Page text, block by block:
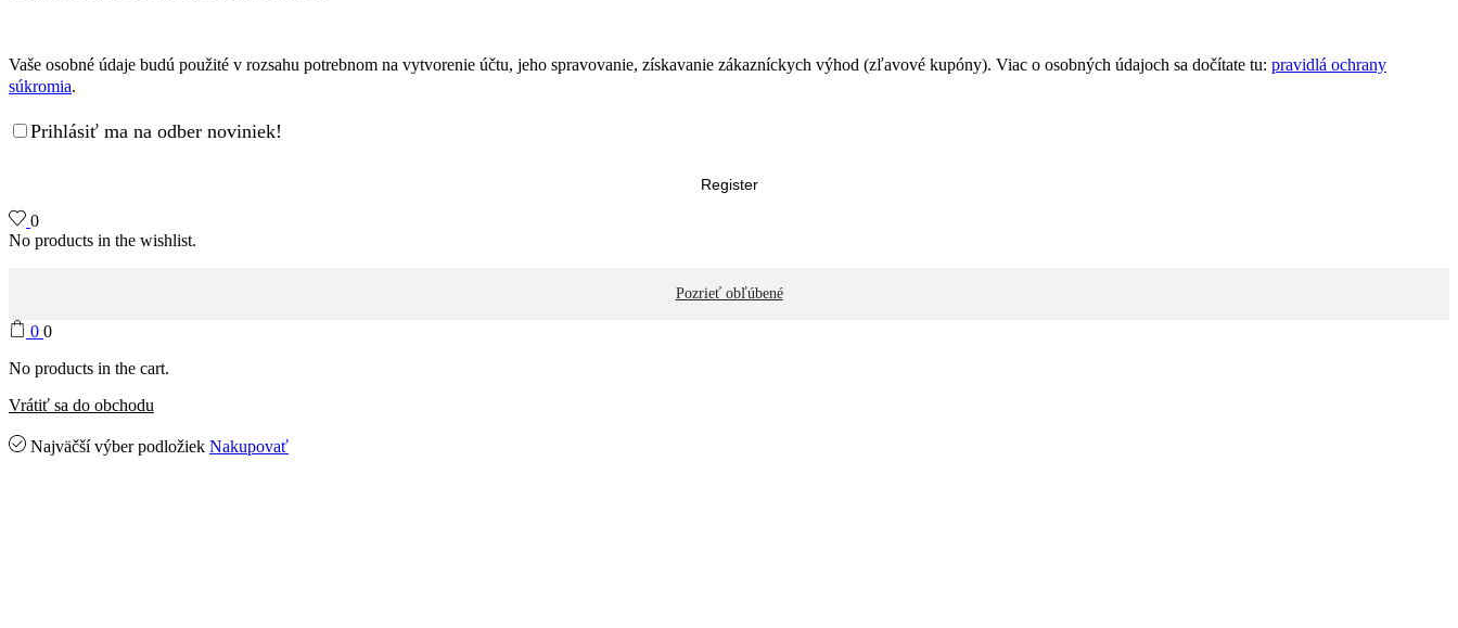
Vaše osobné údaje budú použité v rozsahu potrebnom na vytvorenie účtu, jeho spravovanie, získavanie zákazníckych výhod (zľavové kupóny). Viac o osobných údajoch sa dočítate tu: pravidlá ochrany
súkromia.
Prihlásiť ma na odber noviniek!
Register
0
No products in the wishlist.
Pozrieť obľúbené
0 0
No products in the cart.
Vrátiť sa do obchodu
Najväčší výber podložiek Nakupovať